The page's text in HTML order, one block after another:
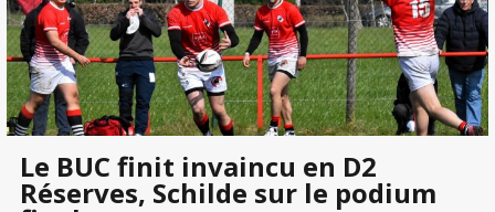
Le BUC finit invaincu en D2
Réserves, Schilde sur le podium